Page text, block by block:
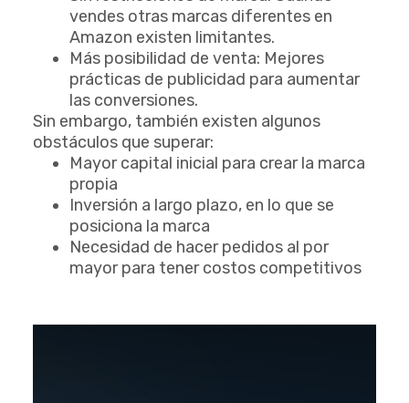
vendes otras marcas diferentes en
Amazon existen limitantes.
Más posibilidad de venta: Mejores
prácticas de publicidad para aumentar
las conversiones.
Sin embargo, también existen algunos
obstáculos que superar:
Mayor capital inicial para crear la marca
propia
Inversión a largo plazo, en lo que se
posiciona la marca
Necesidad de hacer pedidos al por
mayor para tener costos competitivos